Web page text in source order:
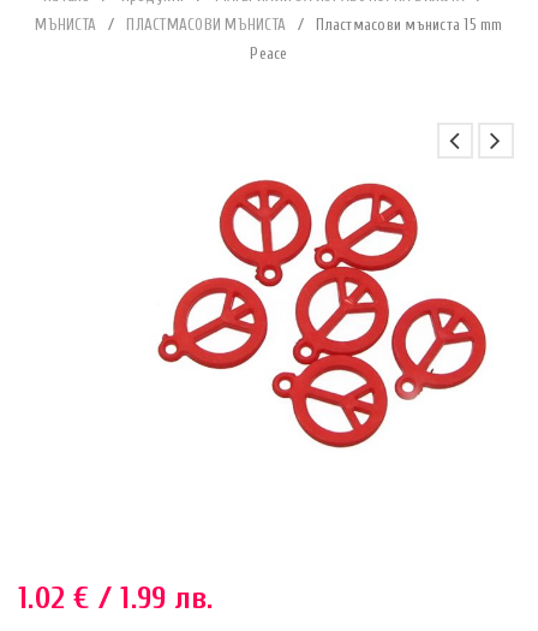
МЪНИСТА
/ ПЛАСТМАСОВИ МЪНИСТА /
Пластмасови мъниста 15 mm
Peace
1.02€ / 1.99 лв.